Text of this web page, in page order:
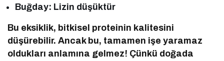
Buğday: Lizin düşüktür
Bu eksiklik, bitkisel proteinin kalitesini
düşürebilir. Ancak bu, tamamen işe yaramaz
oldukları anlamına gelmez! Çünkü doğada